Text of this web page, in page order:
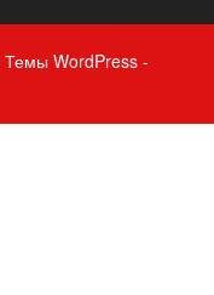
Темы WordPress -